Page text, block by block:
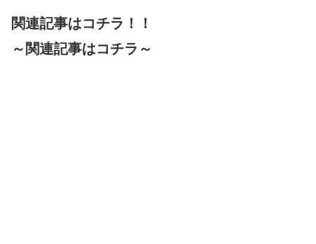
関連記事はコチラ！！
～関連記事はコチラ～